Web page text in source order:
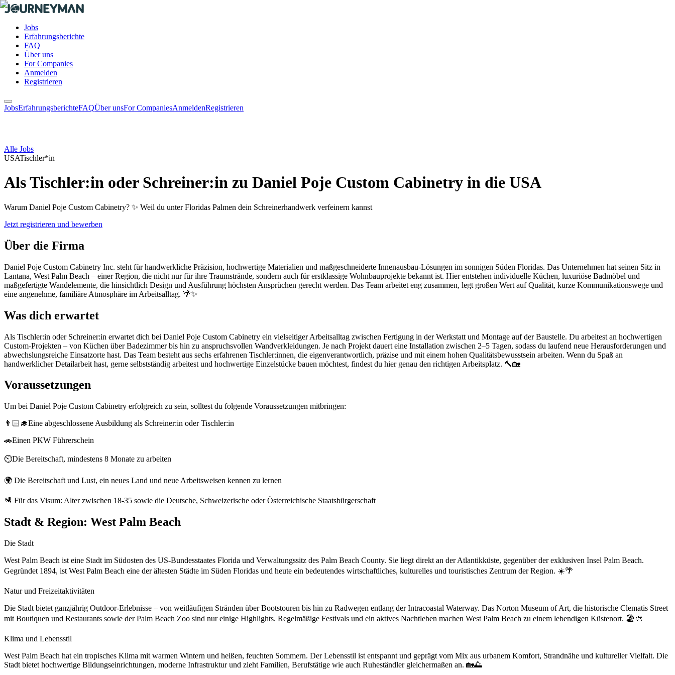
Jobs
Erfahrungsberichte
FAQ
Über uns
For Companies
Anmelden
Registrieren
JobsErfahrungsberichteFAQÜber unsFor CompaniesAnmeldenRegistrieren
Alle Jobs
USATischler*in
Als Tischler:in oder Schreiner:in zu Daniel Poje Custom Cabinetry in die USA
Warum Daniel Poje Custom Cabinetry? ✨ Weil du unter Floridas Palmen dein Schreinerhandwerk verfeinern kannst
Jetzt registrieren und bewerben
Über die Firma
Daniel Poje Custom Cabinetry Inc. steht für handwerkliche Präzision, hochwertige Materialien und maßgeschneiderte Innenausbau-Lösungen im sonnigen Süden Floridas. Das Unternehmen hat seinen Sitz in
Lantana, West Palm Beach – einer Region, die nicht nur für ihre Traumstrände, sondern auch für erstklassige Wohnbauprojekte bekannt ist. Hier entstehen individuelle Küchen, luxuriöse Badmöbel und
maßgefertigte Wandelemente, die hinsichtlich Design und Ausführung höchsten Ansprüchen gerecht werden. Das Team arbeitet eng zusammen, legt großen Wert auf Qualität, kurze Kommunikationswege und
eine angenehme, familiäre Atmosphäre im Arbeitsalltag. 🌴✨
Was dich erwartet
Als Tischler:in oder Schreiner:in erwartet dich bei Daniel Poje Custom Cabinetry ein vielseitiger Arbeitsalltag zwischen Fertigung in der Werkstatt und Montage auf der Baustelle. Du arbeitest an hochwertigen
Custom-Projekten – von Küchen über Badezimmer bis hin zu anspruchsvollen Wandverkleidungen. Je nach Projekt dauert eine Installation zwischen 2–5 Tagen, sodass du laufend neue Herausforderungen und
abwechslungsreiche Einsatzorte hast. Das Team besteht aus sechs erfahrenen Tischler:innen, die eigenverantwortlich, präzise und mit einem hohen Qualitätsbewusstsein arbeiten. Wenn du Spaß an
handwerklicher Detailarbeit hast, gerne selbstständig arbeitest und hochwertige Einzelstücke bauen möchtest, findest du hier genau den richtigen Arbeitsplatz. 🔨🏡
Voraussetzungen
Um bei Daniel Poje Custom Cabinetry erfolgreich zu sein, solltest du folgende Voraussetzungen mitbringen:
👨🏻‍🎓Eine abgeschlossene Ausbildung als Schreiner:in oder Tischler:in
🚗Einen PKW Führerschein
⏲️Die Bereitschaft, mindestens 8 Monate zu arbeiten
🌍 Die Bereitschaft und Lust, ein neues Land und neue Arbeitsweisen kennen zu lernen
🛂 Für das Visum: Alter zwischen 18-35 sowie die Deutsche, Schweizerische oder Österreichische Staatsbürgerschaft
Stadt & Region: West Palm Beach
Die Stadt
West Palm Beach ist eine Stadt im Südosten des US-Bundesstaates Florida und Verwaltungssitz des Palm Beach County. Sie liegt direkt an der Atlantikküste, gegenüber der exklusiven Insel Palm Beach.
Gegründet 1894, ist West Palm Beach eine der ältesten Städte im Süden Floridas und heute ein bedeutendes wirtschaftliches, kulturelles und touristisches Zentrum der Region. ☀️🌴
Natur und Freizeitaktivitäten
Die Stadt bietet ganzjährig Outdoor-Erlebnisse – von weitläufigen Stränden über Bootstouren bis hin zu Radwegen entlang der Intracoastal Waterway. Das Norton Museum of Art, die historische Clematis Street
mit Boutiquen und Restaurants sowie der Palm Beach Zoo sind nur einige Highlights. Regelmäßige Festivals und ein aktives Nachtleben machen West Palm Beach zu einem lebendigen Küstenort. 🏖️🎨
Klima und Lebensstil
West Palm Beach hat ein tropisches Klima mit warmen Wintern und heißen, feuchten Sommern. Der Lebensstil ist entspannt und geprägt vom Mix aus urbanem Komfort, Strandnähe und kultureller Vielfalt. Die
Stadt bietet hochwertige Bildungseinrichtungen, moderne Infrastruktur und zieht Familien, Berufstätige wie auch Ruheständler gleichermaßen an. 🏡🌅